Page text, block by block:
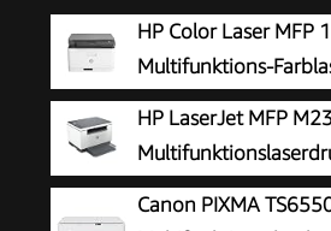
HP Color Laser MFP
Multifunktions-
Drucken, Kopieren,
Ethernet, USB, Smart App
HP LaserJet MFP
Schwarzweiß, 3-in-1
Kopierer, WLAN, LAN, Duplex,
Canon PIXMA